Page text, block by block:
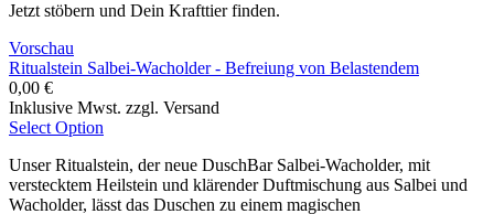
Jetzt stöbern und Dein Krafttier finden.
Vorschau
Ritualstein Salbei-Wacholder - Befreiung von Belastendem
0,00 €
Inklusive Mwst. zzgl. Versand
Select Option
Unser Ritualstein, der neue DuschBar Salbei-Wacholder, mit
verstecktem Heilstein und klärender Duftmischung aus Salbei und
Wacholder, lässt das Duschen zu einem magischen